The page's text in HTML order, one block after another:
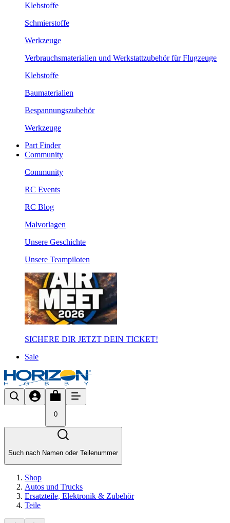
Klebstoffe
Schmierstoffe
Werkzeuge
Verbrauchsmaterialien und Werkstattzubehör für Flugzeuge
Klebstoffe
Baumaterialien
Bespannungszubehör
Werkzeuge
Part Finder
Community
Community
RC Events
RC Blog
Malvorlagen
Unsere Geschichte
Unsere Teampiloten
SICHERE DIR JETZT DEIN TICKET!
Sale
0
Such nach Namen oder Teilenummer
Shop
Autos und Trucks
Ersatzteile, Elektronik & Zubehör
Teile